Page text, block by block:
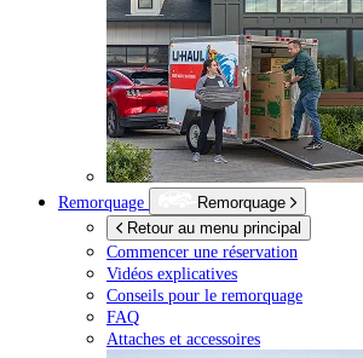
Remorquage
Remorquage
Retour au menu principal
Commencer une réservation
Vidéos explicatives
Conseils pour le remorquage
FAQ
Attaches et accessoires